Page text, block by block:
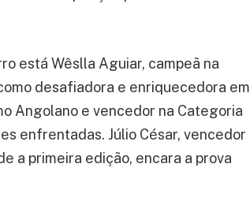
está Wêslla Aguiar, campeã na
desafiadora e enriquecedora em
Angolano e vencedor na Categoria
enfrentadas. Júlio César, vencedor
a primeira edição, encara a prova